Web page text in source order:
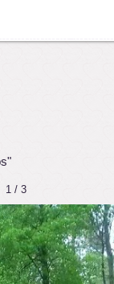
1 / 3